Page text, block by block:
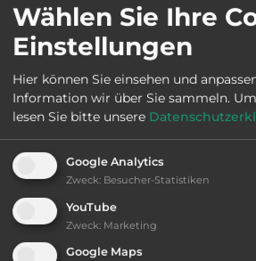
Öffnungszeiten:
Telefon: 0031 511
Ausstattung:
bis 15,- Euro
Wählen Sie Ihre
Einstellungen
Hier können Sie einsehen und
Information wir über Sie sammeln.
lesen Sie bitte unsere
Google Analytics
Zweck: Besucher-Statistiken
YouTube
Zweck: Marketing
Google Maps